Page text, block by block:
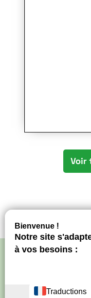
Voir
Politique de